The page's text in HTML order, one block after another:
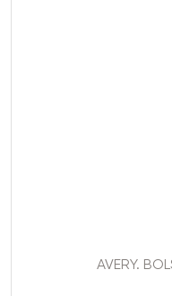
AVERY.